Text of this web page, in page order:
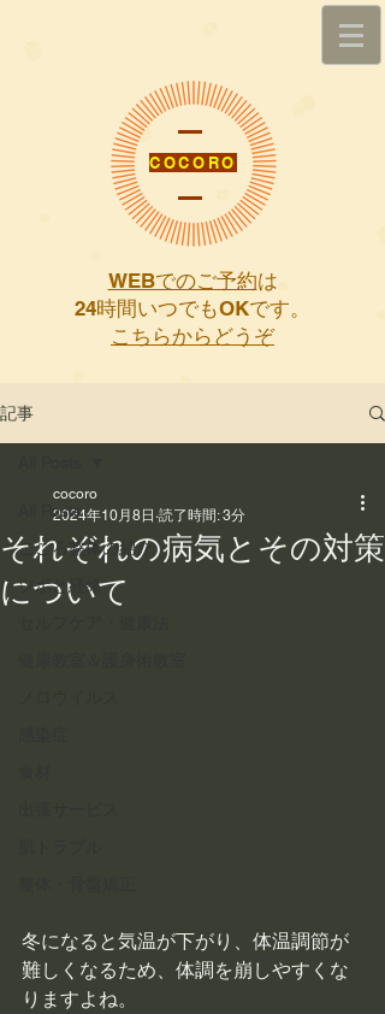
COCORO
WEBでのご予約は
​24時間いつでもOKです。
こちらからどうぞ
記事
All Posts
こころ整体の紹介
ツボと経絡
それぞれの病気とその対策
について
cocoro
2024年10月8日 読了時間: 3分
冬になると気温が下がり、体温調節が
難しくなるため、体調を崩しやすくな
りますよね。